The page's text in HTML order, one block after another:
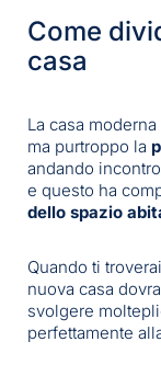
Come
casa
La casa
ma purtroppo la
andando
e questo ha
dello spazio
Quando ti
nuova casa
svolgere
perfettamente